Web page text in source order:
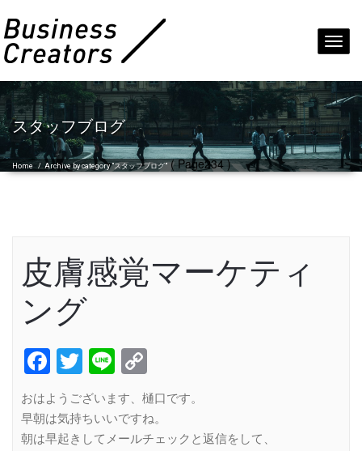
スタッフブログ
Home /Archive by category "スタッフブログ"( Page234 )
皮膚感覚マーケティ
ング
Facebook
Twitter
Line
Link
おはようございます、樋口です。
早朝は気持ちいいですね。
朝は早起きしてメールチェックと返信をして、